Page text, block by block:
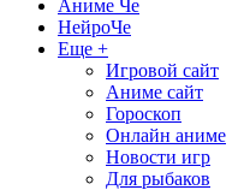
Аниме Че
НейроЧе
Еще +
Игровой сайт
Аниме сайт
Гороскоп
Онлайн аниме
Новости игр
Для рыбаков